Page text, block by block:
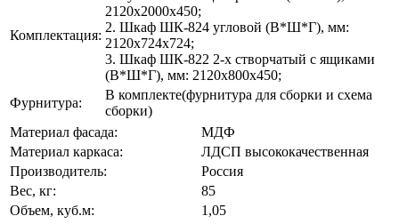
Комплектация:
2120х2000х450;
2. Шкаф ШК-824 угловой (В*Ш*Г), мм:
2120х724х724;
3. Шкаф ШК-822 2-х створчатый с ящиками
(В*Ш*Г), мм: 2120х800х450;
Фурнитура:
В комплекте(фурнитура для сборки и схема
сборки)
Материал фасада:
МДФ
Материал каркаса:
ЛДСП высококачественная
Производитель:
Россия
Вес, кг:
85
Объем, куб.м:
1,05